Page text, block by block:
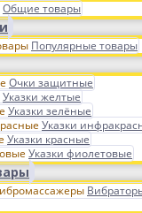
Общие товары
Популярные товары
Очки защитные
Указки желтые
Указки зелёные
Указки
Указки красные
Указки фиолетовые